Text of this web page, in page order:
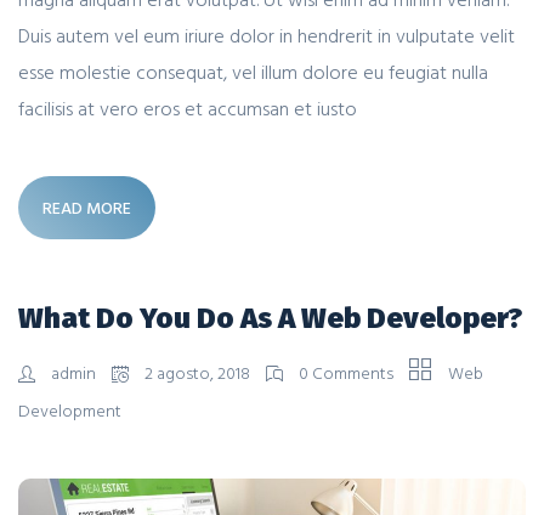
Duis autem vel eum iriure dolor in hendrerit in vulputate velit
esse molestie consequat, vel illum dolore eu feugiat nulla
facilisis at vero eros et accumsan et iusto
READ MORE
What Do You Do As A Web Developer?
admin 2 agosto, 2018 0 Comments
Web
Development